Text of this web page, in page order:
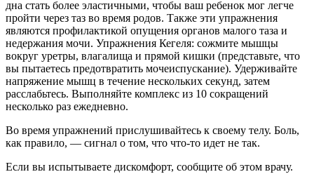
дна стать более эластичными, чтобы ваш ребенок мог легче
пройти через таз во время родов. Также эти упражнения
являются профилактикой опущения органов малого таза и
недержания мочи. Упражнения Кегеля: сожмите мышцы
вокруг уретры, влагалища и прямой кишки (представьте, что
вы пытаетесь предотвратить мочеиспускание). Удерживайте
напряжение мышц в течение нескольких секунд, затем
расслабьтесь. Выполняйте комплекс из 10 сокращений
несколько раз ежедневно.
Во время упражнений прислушивайтесь к своему телу. Боль,
как правило, — сигнал о том, что что-то идет не так.
Если вы испытываете дискомфорт, сообщите об этом врачу.